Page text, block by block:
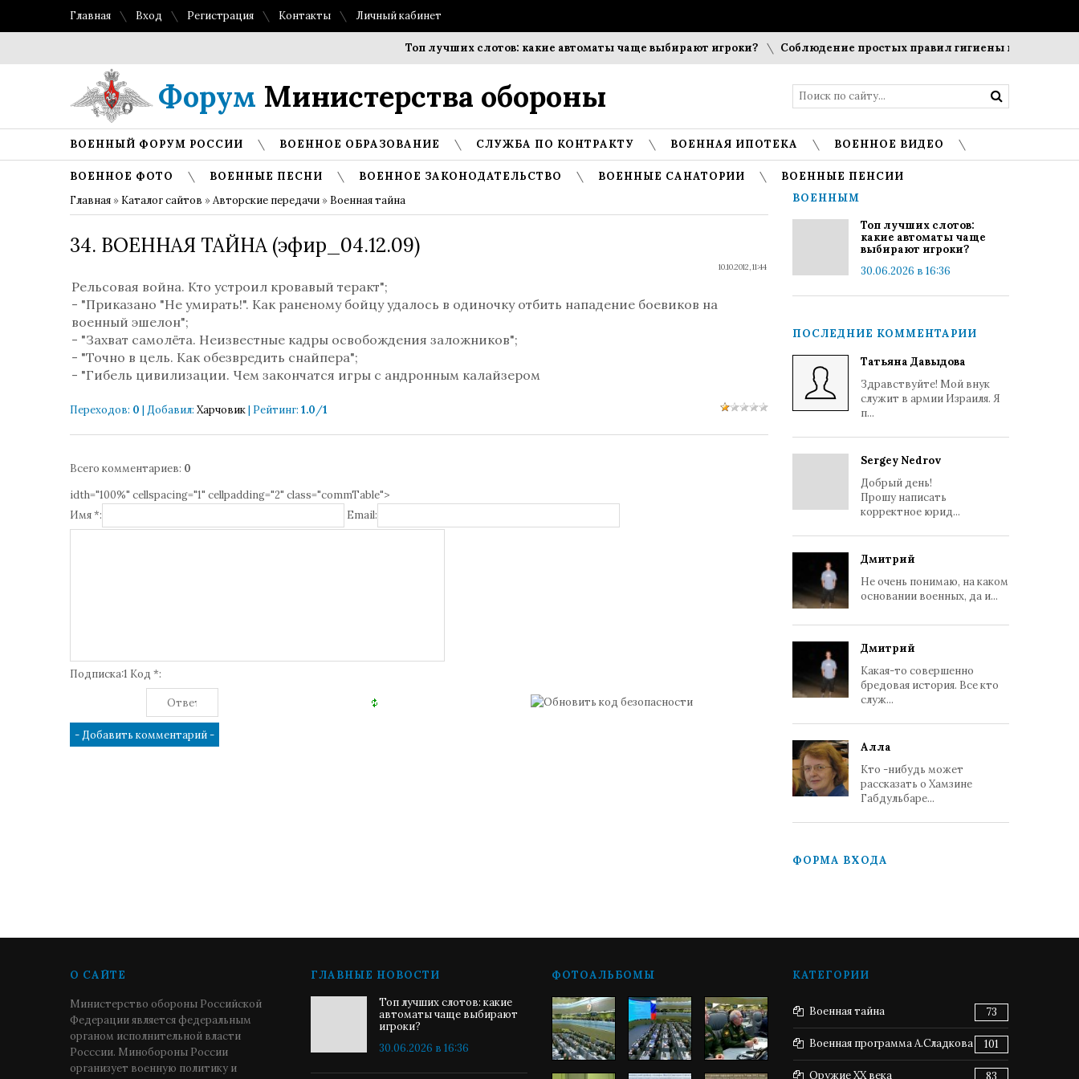
Главная Вход Регистрация Контакты Личный кабинет
Топ лучших слотов: какие автоматы чаще выбирают игроки? Соблюдение простых правил гигиены помогает
Форум Министерства обороны
ВОЕННЫЙ ФОРУМ РОССИИ ВОЕННОЕ ОБРАЗОВАНИЕ СЛУЖБА ПО КОНТРАКТУ ВОЕННАЯ ИПОТЕКА ВОЕННОЕ ВИДЕО
ВОЕННОЕ ФОТО ВОЕННЫЕ ПЕСНИ ВОЕННОЕ ЗАКОНОДАТЕЛЬСТВО ВОЕННЫЕ САНАТОРИИ
ВОЕННЫЕ ПЕНСИИ
Главная » Каталог сайтов »Авторские передачи » Военная тайна
34. ВОЕННАЯ ТАЙНА (эфир_04.12.09)
10.10.2012, 11:44
Рельсовая война. Кто устроил кровавый теракт";
- "Приказано "Не умирать!". Как раненому бойцу удалось в одиночку отбить нападение боевиков на
военный эшелон";
- "Захват самолёта. Неизвестные кадры освобождения заложников";
- "Точно в цель. Как обезвредить снайпера";
- "Гибель цивилизации. Чем закончатся игры с андронным калайзером
Переходов: 0 | Добавил: Харчовик| Рейтинг: 1.0/1
Всего комментариев: 0
idth="100%" cellspacing="1" cellpadding="2" class="commTable">
Имя *:
Email:
Подписка:1 Код *:
ВОЕННЫМ
Топ лучших слотов:
какие автоматы чаще
выбирают игроки?
30.06.2026 в 16:36
ПОСЛЕДНИЕ КОММЕНТАРИИ
Татьяна Давыдова
Здравствуйте! Мой внук
служит в армии Израиля. Я
п...
Sergey Nedrov
Добрый день!
Прошу написать
корректное юрид...
Дмитрий
Не очень понимаю, на каком
основании военных, да и...
Дмитрий
Какая-то совершенно
бредовая история. Все кто
служ...
Алла
Кто -нибудь может
рассказать о Хамзине
Габдульбаре...
ФОРМА ВХОДА
О САЙТЕ
Министерство обороны Российской
Федерации является федеральным
органом исполнительной власти
Росссии. Минобороны России
организует военную политику и
ГЛАВНЫЕ НОВОСТИ
Топ лучших слотов: какие
автоматы чаще выбирают
игроки?
30.06.2026 в 16:36
ФОТОАЛЬБОМЫ КАТЕГОРИИ
Военная тайна 73
Военная программа А.Сладкова 101
Оружие XX века 83